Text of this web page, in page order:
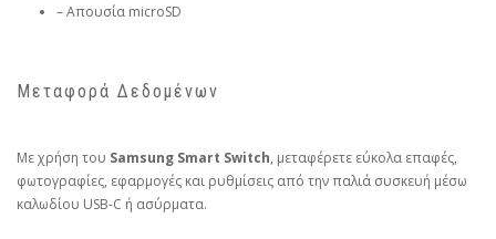
– Απουσία microSD
Μεταφορά Δεδομένων
Με χρήση του Samsung Smart Switch, μεταφέρετε εύκολα επαφές,
φωτογραφίες, εφαρμογές και ρυθμίσεις από την παλιά συσκευή μέσω
καλωδίου USB-C ή ασύρματα.